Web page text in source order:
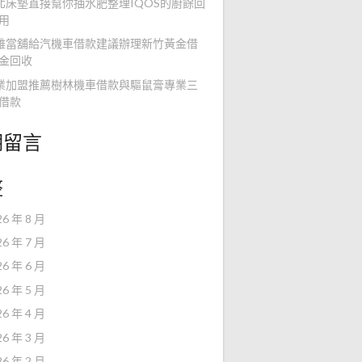
當舖給汽機車借款建議辦理新竹黃金借
回收
加盟推薦樹林機車借款與驅鼠膏專業三
款
言
年 8 月
年 7 月
年 6 月
年 5 月
年 4 月
年 3 月